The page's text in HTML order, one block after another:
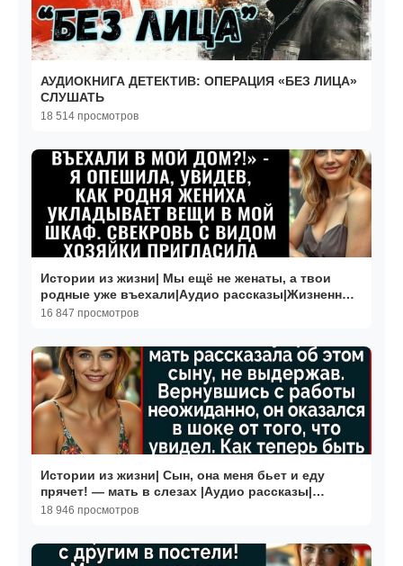
АУДИОКНИГА ДЕТЕКТИВ: ОПЕРАЦИЯ «БЕЗ ЛИЦА»
СЛУШАТЬ
18 514 просмотров
Истории из жизни| Мы ещё не женаты, а твои
родные уже въехали|Аудио рассказы|Жизненные
истории
16 847 просмотров
Истории из жизни| Сын, она меня бьет и еду
прячет! — мать в слезах |Аудио рассказы|
Жизненные истории
18 946 просмотров